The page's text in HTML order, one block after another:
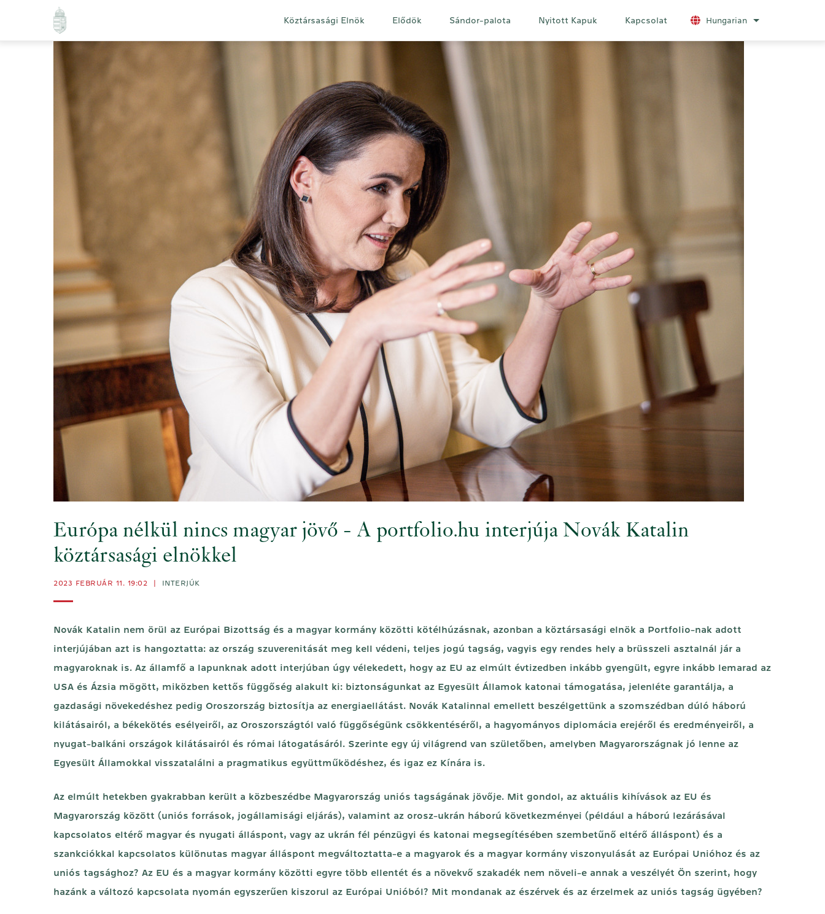
navigáció
Köztársasági Elnök Elődök Sándor-palota Nyitott Kapuk Kapcsolat Hungarian További nyelvek
Európa nélkül nincs magyar jövő - A portfolio.hu interjúja Novák Katalin
köztársasági elnökkel
2023 FEBRUÁR 11. 19:02 INTERJÚK
Novák Katalin nem örül az Európai Bizottság és a magyar kormány közötti kötélhúzásnak, azonban a köztársasági elnök a Portfolio-nak adott
interjújában azt is hangoztatta: az ország szuverenitását meg kell védeni, teljes jogú tagság, vagyis egy rendes hely a brüsszeli asztalnál jár a
magyaroknak is. Az államfő a lapunknak adott interjúban úgy vélekedett, hogy az EU az elmúlt évtizedben inkább gyengült, egyre inkább lemarad az
USA és Ázsia mögött, miközben kettős függőség alakult ki: biztonságunkat az Egyesült Államok katonai támogatása, jelenléte garantálja, a
gazdasági növekedéshez pedig Oroszország biztosítja az energiaellátást. Novák Katalinnal emellett beszélgettünk a szomszédban dúló háború
kilátásairól, a békekötés esélyeiről, az Oroszországtól való függőségünk csökkentéséről, a hagyományos diplomácia erejéről és eredményeiről, a
nyugat-balkáni országok kilátásairól és római látogatásáról. Szerinte egy új világrend van születőben, amelyben Magyarországnak jó lenne az
Egyesült Államokkal visszatalálni a pragmatikus együttműködéshez, és igaz ez Kínára is.
Az elmúlt hetekben gyakrabban került a közbeszédbe Magyarország uniós tagságának jövője. Mit gondol, az aktuális kihívások az EU és
Magyarország között (uniós források, jogállamisági eljárás), valamint az orosz-ukrán háború következményei (például a háború lezárásával
kapcsolatos eltérő magyar és nyugati álláspont, vagy az ukrán fél pénzügyi és katonai megsegítésében szembetűnő eltérő álláspont) és a
szankciókkal kapcsolatos különutas magyar álláspont megváltoztatta-e a magyarok és a magyar kormány viszonyulását az Európai Unióhoz és az
uniós tagsághoz? Az EU és a magyar kormány közötti egyre több ellentét és a növekvő szakadék nem növeli-e annak a veszélyét Ön szerint, hogy
hazánk a változó kapcsolata nyomán egyszerűen kiszorul az Európai Unióból? Mit mondanak az észérvek és az érzelmek az uniós tagság ügyében?